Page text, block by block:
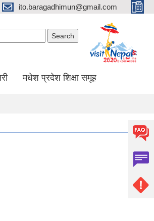
ito.baragadhimun@gmail.com
मधेश प्रदेश शिक्षा समूह